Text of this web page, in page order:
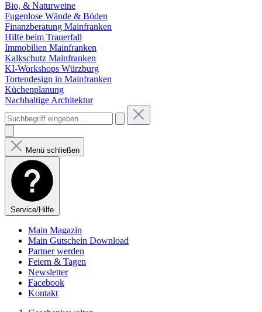
Bio, & Naturweine
Fugenlose Wände & Böden
Finanzberatung Mainfranken
Hilfe beim Trauerfall
Immobilien Mainfranken
Kalkschutz Mainfranken
KI-Workshops Würzburg
Tortendesign in Mainfranken
Küchenplanung
Nachhaltige Architektur
Menü schließen
Service/Hilfe
Main Magazin
Main Gutschein Download
Partner werden
Feiern & Tagen
Newsletter
Facebook
Kontakt